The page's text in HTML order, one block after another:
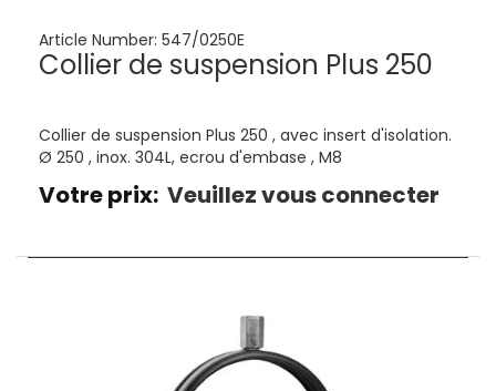
Article Number: 547/0250E
Collier de suspension Plus 250
Collier de suspension Plus 250 , avec insert d'isolation.
Ø 250 , inox. 304L, ecrou d'embase , M8
Votre prix: Veuillez vous connecter